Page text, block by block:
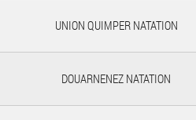
UNION QUIMPER NATATION
DOUARNENEZ NATATION